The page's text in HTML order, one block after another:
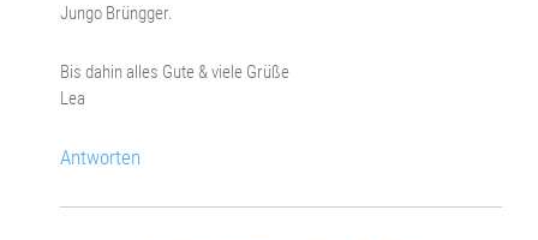
Jungo Brüngger.
Bis dahin alles Gute & viele Grüße
Lea
Antworten